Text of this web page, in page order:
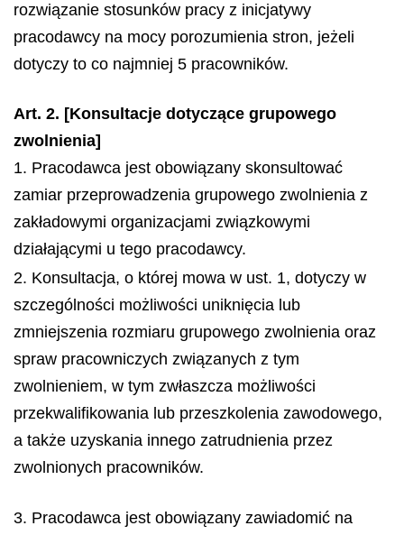
rozwiązanie stosunków pracy z inicjatywy
pracodawcy na mocy porozumienia stron, jeżeli
dotyczy to co najmniej 5 pracowników.
Art. 2. [Konsultacje dotyczące grupowego
zwolnienia]
1. Pracodawca jest obowiązany skonsultować
zamiar przeprowadzenia grupowego zwolnienia z
zakładowymi organizacjami związkowymi
działającymi u tego pracodawcy.
2. Konsultacja, o której mowa w ust. 1, dotyczy w
szczególności możliwości uniknięcia lub
zmniejszenia rozmiaru grupowego zwolnienia oraz
spraw pracowniczych związanych z tym
zwolnieniem, w tym zwłaszcza możliwości
przekwalifikowania lub przeszkolenia zawodowego,
a także uzyskania innego zatrudnienia przez
zwolnionych pracowników.
3. Pracodawca jest obowiązany zawiadomić na